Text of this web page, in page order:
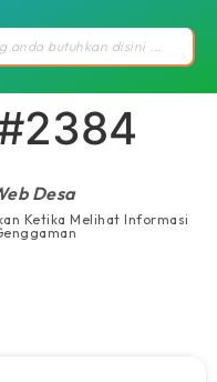
Desa
Ketika Melihat Informasi